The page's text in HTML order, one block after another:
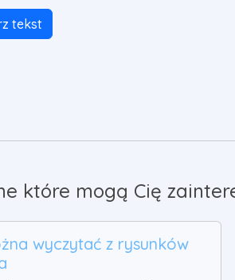
tekst
które mogą Cię
wyczytać z rysunków